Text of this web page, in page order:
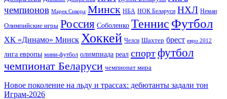
чемпионов Марек Сикора Минск НБА НОК Беларуси НХЛ Неман
Олимпийские игры Россия Соболенко Теннис Футбол
ХК «Динамо» Минск Хоккей Челси Шахтер брест евро 2012
лига европы мини-футбол олимпиада реал спортфутбол
чемпионат Беларуси чемпионат мира
Новое поколение на льду и трассах: дебютанты задали тон
Играм-2026